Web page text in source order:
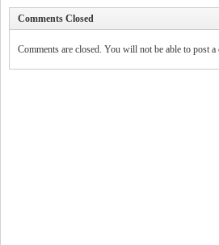
Comments Closed
Comments are closed. You will not be able to post